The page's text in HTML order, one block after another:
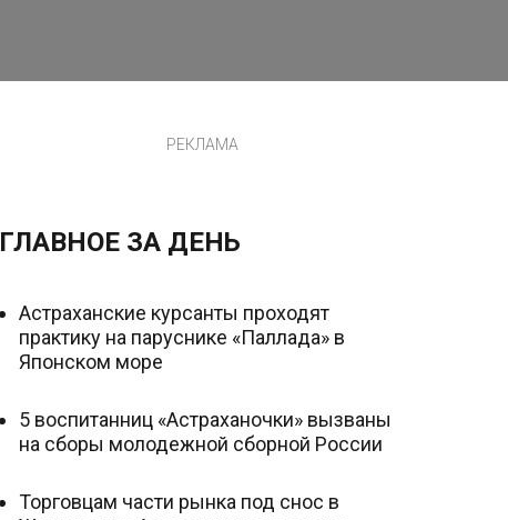
РЕКЛАМА
ГЛАВНОЕ ЗА ДЕНЬ
Астраханские курсанты проходят
практику на паруснике «Паллада» в
Японском море
5 воспитанниц «Астраханочки» вызваны
на сборы молодежной сборной России
Торговцам части рынка под снос в